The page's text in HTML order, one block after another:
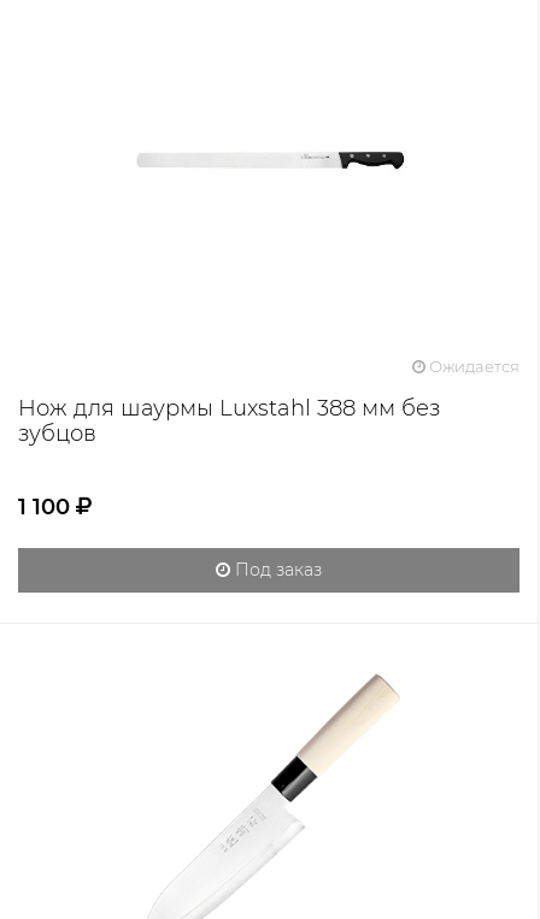
Ожидается
Нож для шаурмы Luxstahl 388 мм без
зубцов
1 100
Под заказ